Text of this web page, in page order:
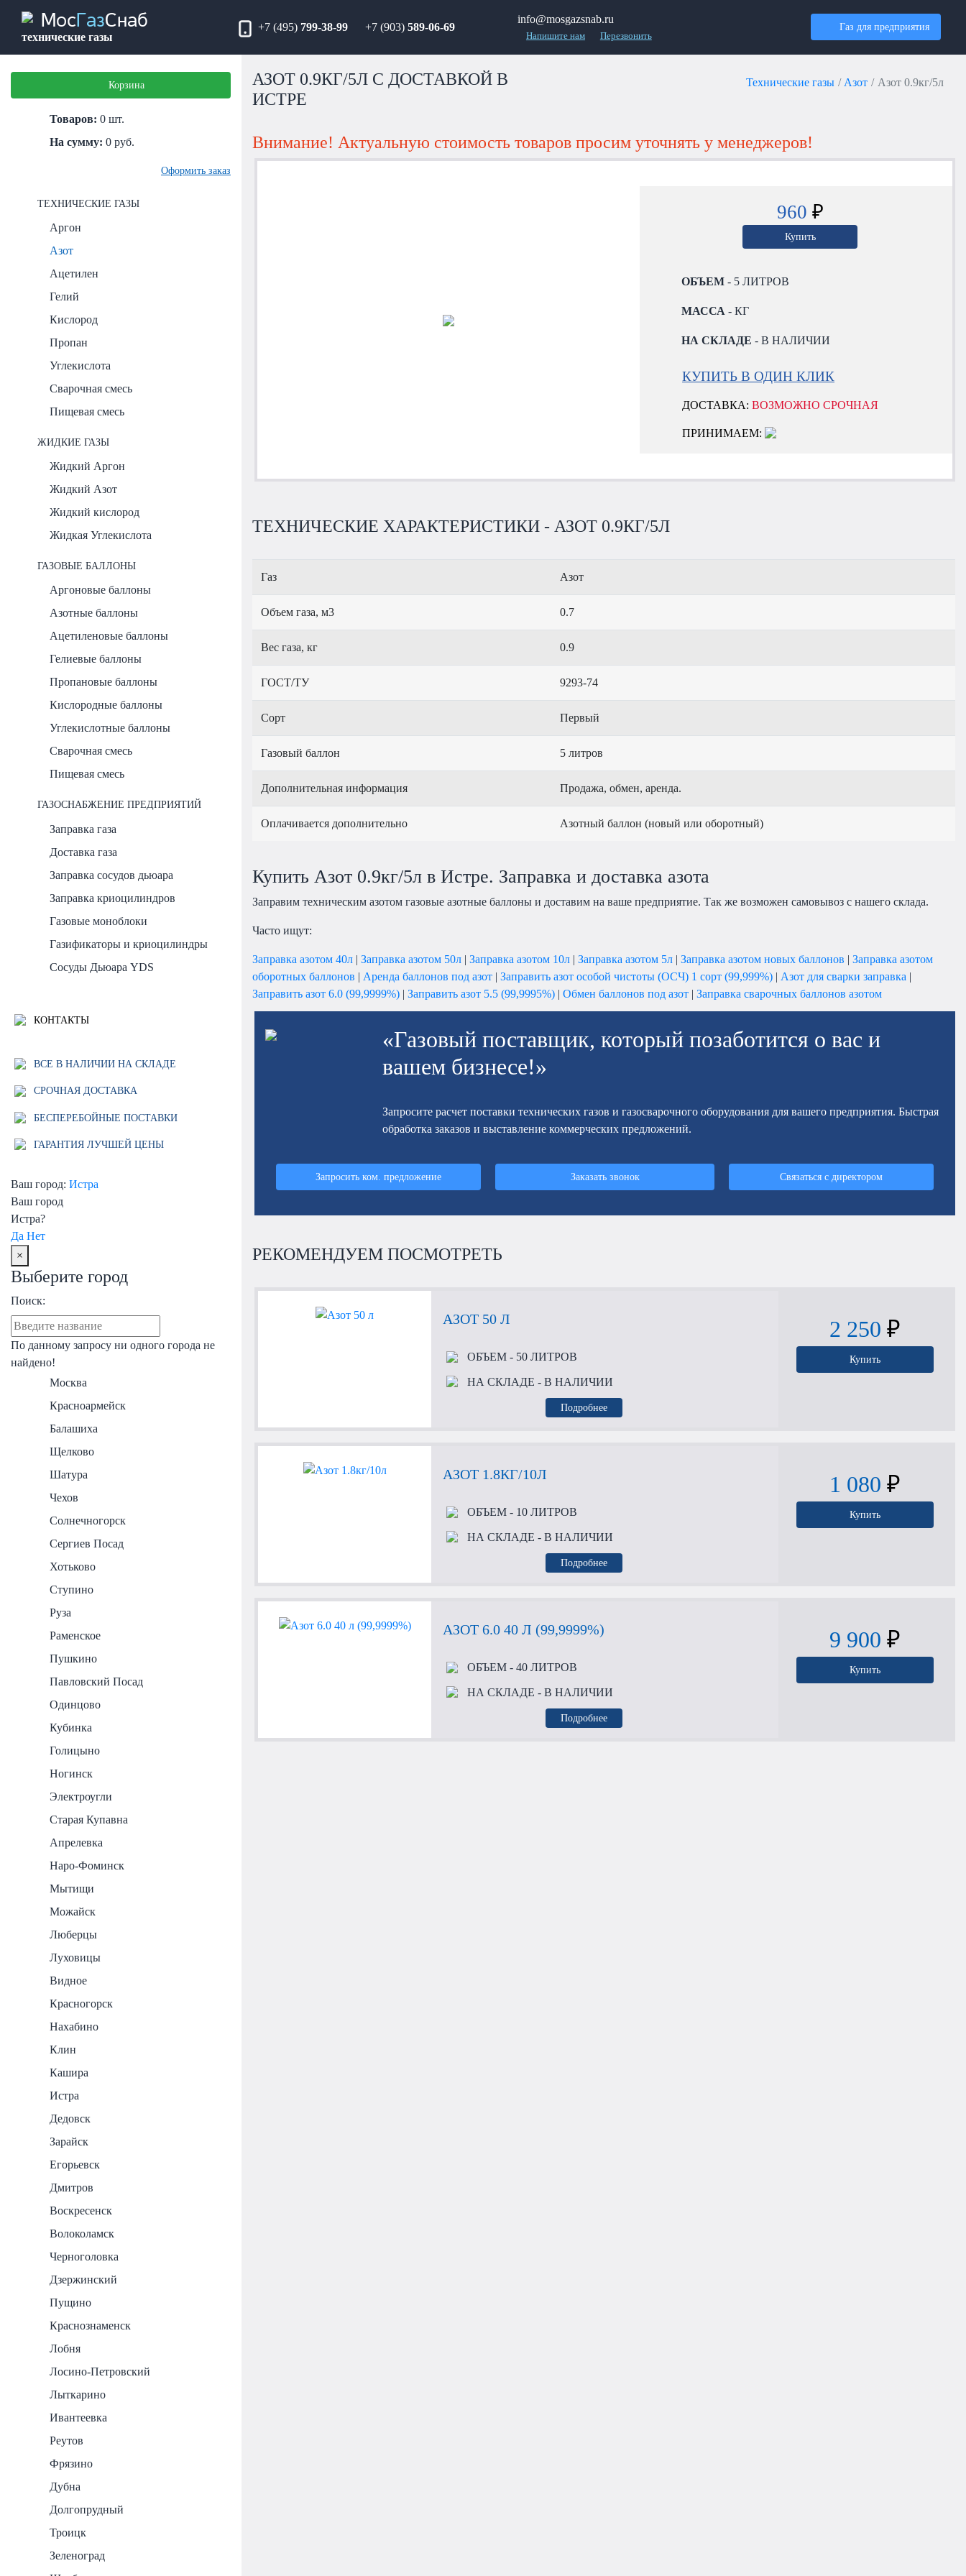
Мос ГазСнаб
технические газы
+7 (495) 799-38-99 +7 (903) 589-06-69
info@mosgazsnab.ru
Напишите нам Перезвонить
Газ для предприятия
Корзина
Товаров: 0 шт.
На сумму: 0 руб.
Оформить заказ
ТЕХНИЧЕСКИЕ ГАЗЫ
Аргон
Азот
Ацетилен
Гелий
Кислород
Пропан
Углекислота
Сварочная смесь
Пищевая смесь
ЖИДКИЕ ГАЗЫ
Жидкий Аргон
Жидкий Азот
Жидкий кислород
Жидкая Углекислота
ГАЗОВЫЕ БАЛЛОНЫ
Аргоновые баллоны
Азотные баллоны
Ацетиленовые баллоны
Гелиевые баллоны
Пропановые баллоны
Кислородные баллоны
Углекислотные баллоны
Сварочная смесь
Пищевая смесь
ГАЗОСНАБЖЕНИЕ ПРЕДПРИЯТИЙ
Заправка газа
Доставка газа
Заправка сосудов дьюара
Заправка криоцилиндров
Газовые моноблоки
Газификаторы и криоцилиндры
Сосуды Дьюара YDS
КОНТАКТЫ
ВСЕ В НАЛИЧИИ НА СКЛАДЕ
СРОЧНАЯ ДОСТАВКА
БЕСПЕРЕБОЙНЫЕ ПОСТАВКИ
ГАРАНТИЯ ЛУЧШЕЙ ЦЕНЫ
Ваш город: Истра
Ваш город
Истра?
Да Нет
×
Выберите город
Поиск:
По данному запросу ни одного города не
найдено!
Москва
Красноармейск
Балашиха
Щелково
Шатура
Чехов
Солнечногорск
Сергиев Посад
Хотьково
Ступино
Руза
Раменское
Пушкино
Павловский Посад
Одинцово
Кубинка
Голицыно
Ногинск
Электроугли
Старая Купавна
Апрелевка
Наро-Фоминск
Мытищи
Можайск
Люберцы
Луховицы
Видное
Красногорск
Нахабино
Клин
Кашира
Истра
Дедовск
Зарайск
Егорьевск
Дмитров
Воскресенск
Волоколамск
Черноголовка
Дзержинский
Пущино
Краснознаменск
Лобня
Лосино-Петровский
Лыткарино
Ивантеевка
Реутов
Фрязино
Дубна
Долгопрудный
Троицк
Зеленоград
АЗОТ 0.9КГ/5Л С ДОСТАВКОЙ В
ИСТРЕ
Технические газы Азот Азот 0.9кг/5л
Внимание! Актуальную стоимость товаров просим уточнять у менеджеров!
960 ₽
Купить
ОБЪЕМ - 5 ЛИТРОВ
МАССА - КГ
НА СКЛАДЕ - В НАЛИЧИИ
КУПИТЬ В ОДИН КЛИК
ДОСТАВКА:ВОЗМОЖНО СРОЧНАЯ
ПРИНИМАЕМ:
ТЕХНИЧЕСКИЕ ХАРАКТЕРИСТИКИ - АЗОТ 0.9КГ/5Л
Газ Азот
Объем газа, м3 0.7
Вес газа, кг 0.9
ГОСТ/ТУ 9293-74
Сорт Первый
Газовый баллон 5 литров
Дополнительная информация Продажа, обмен, аренда.
Оплачивается дополнительно Азотный баллон (новый или оборотный)
Купить Азот 0.9кг/5л в Истре. Заправка и доставка азота
Заправим техническим азотом газовые азотные баллоны и доставим на ваше предприятие. Так же возможен самовывоз с нашего склада.
Часто ищут:
Заправка азотом 40л | Заправка азотом 50л | Заправка азотом 10л | Заправка азотом 5л | Заправка азотом новых баллонов | Заправка азотом
оборотных баллонов | Аренда баллонов под азот | Заправить азот особой чистоты (ОСЧ) 1 сорт (99,999%) | Азот для сварки заправка |
Заправить азот 6.0 (99,9999%) | Заправить азот 5.5 (99,9995%) | Обмен баллонов под азот | Заправка сварочных баллонов азотом
«Газовый поставщик, который позаботится о вас и
вашем бизнесе!»
Запросите расчет поставки технических газов и газосварочного оборудования для вашего предприятия. Быстрая
обработка заказов и выставление коммерческих предложений.
Запросить ком. предложение Заказать звонок Связаться с директором
РЕКОМЕНДУЕМ ПОСМОТРЕТЬ
АЗОТ 50 Л
ОБЪЕМ- 50 ЛИТРОВ
НА СКЛАДЕ - В НАЛИЧИИ
Подробнее
2 250 ₽
Купить
АЗОТ 1.8КГ/10Л
ОБЪЕМ- 10 ЛИТРОВ
НА СКЛАДЕ - В НАЛИЧИИ
Подробнее
1 080 ₽
Купить
АЗОТ 6.0 40 Л (99,9999%)
ОБЪЕМ- 40 ЛИТРОВ
НА СКЛАДЕ - В НАЛИЧИИ
Подробнее
9 900 ₽
Купить